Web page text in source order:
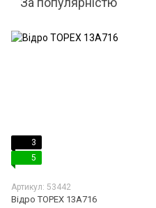
3
5
Артикул: 53442
Відро TOPEX 13A716